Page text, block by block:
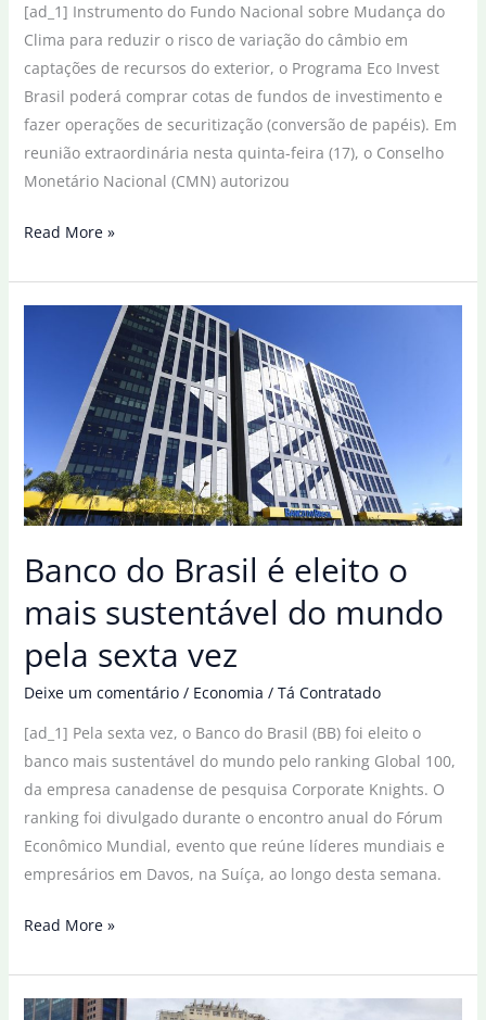
[ad_1] Instrumento do Fundo Nacional sobre Mudança do
Clima para reduzir o risco de variação do câmbio em
captações de recursos do exterior, o Programa Eco Invest
Brasil poderá comprar cotas de fundos de investimento e
fazer operações de securitização (conversão de papéis). Em
reunião extraordinária nesta quinta-feira (17), o Conselho
Monetário Nacional (CMN) autorizou
CMN
uso
investimento
financiamento
sustentável
Read More »
Banco do Brasil é eleito o
mais sustentável do mundo
pela sexta vez
Deixe um comentário / Economia / Tá Contratado
[ad_1] Pela sexta vez, o Banco do Brasil (BB) foi eleito o
banco mais sustentável do mundo pelo ranking Global 100,
da empresa canadense de pesquisa Corporate Knights. O
ranking foi divulgado durante o encontro anual do Fórum
Econômico Mundial, evento que reúne líderes mundiais e
empresários em Davos, na Suíça, ao longo desta semana.
Banco
Brasil
é
Read More »